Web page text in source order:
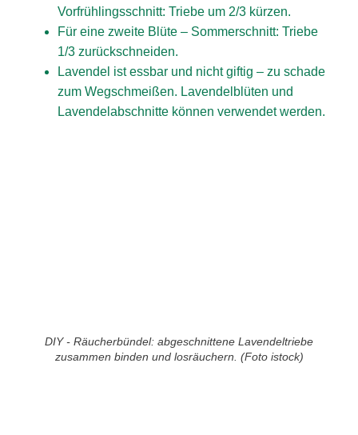
Vorfrühlingsschnitt: Triebe um 2/3 kürzen.
Für eine zweite Blüte – Sommerschnitt: Triebe
1/3 zurückschneiden.
Lavendel ist essbar und nicht giftig – zu schade
zum Wegschmeißen. Lavendelblüten und
Lavendelabschnitte können verwendet werden.
DIY - Räucherbündel: abgeschnittene Lavendeltriebe
zusammen binden und losräuchern. (Foto istock)